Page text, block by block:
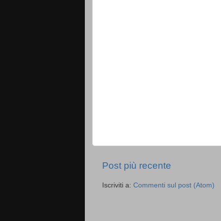
Post più recente
Iscriviti a: Commenti sul post (Atom)